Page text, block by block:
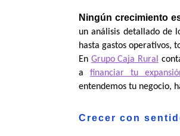
Ningún crecimiento
un análisis detallado de
hasta gastos operativos,
En Grupo Caja Rural
a financiar tu
entendemos tu negocio,
Crecer con